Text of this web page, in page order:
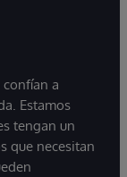
a
Estamos
tengan un
que necesitan